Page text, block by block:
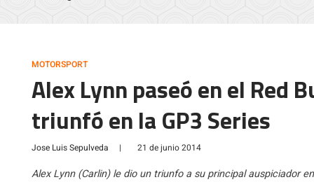
MOTORSPORT
Alex Lynn paseó en el Red
triunfó en la GP3 Series
Jose Luis Sepulveda | 21 de junio 2014
Alex Lynn (Carlin) le dio un triunfo a su principal auspiciador